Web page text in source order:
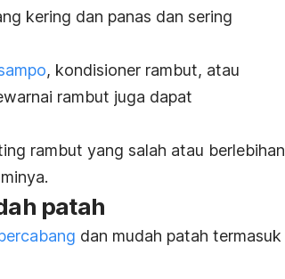
kering dan panas dan sering
, kondisioner rambut, atau
rambut juga dapat
rambut yang salah atau berlebihan
patah
dan mudah patah termasuk